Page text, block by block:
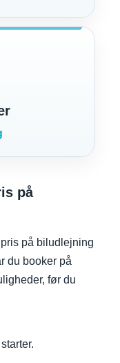
på
på biludlejning
du booker på
før du